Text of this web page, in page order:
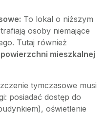
To lokal o niższym
osoby niemające
Tutaj również
powierzchni mieszkalnej
tymczasowe musi
posiadać dostęp do
oświetlenie